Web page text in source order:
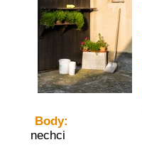
Body:
nechci